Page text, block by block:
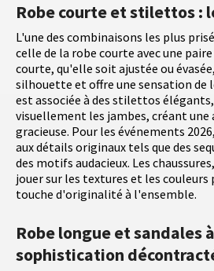
Robe courte et stilettos :
L'une des combinaisons les plus
celle de la robe courte avec une
courte, qu'elle soit ajustée ou
silhouette et offre une sensation de
est associée à des stilettos
visuellement les jambes, créant une
gracieuse. Pour les événements
aux détails originaux tels que des
des motifs audacieux. Les
jouer sur les textures et les couleurs
touche d'originalité à l'ensemble.
Robe longue et sandales
sophistication